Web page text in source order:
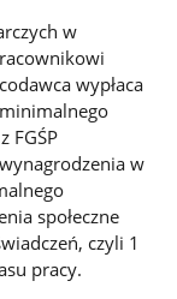
w
wypłaca
FGŚP
w
społeczne
czyli 1
pracy.